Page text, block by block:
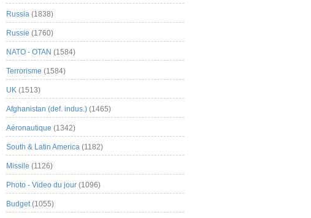
Russia (1838)
Russie (1760)
NATO - OTAN (1584)
Terrorisme (1584)
UK (1513)
Afghanistan (def. indus.) (1465)
Aéronautique (1342)
South & Latin America (1182)
Missile (1126)
Photo - Video du jour (1096)
Budget(1055)